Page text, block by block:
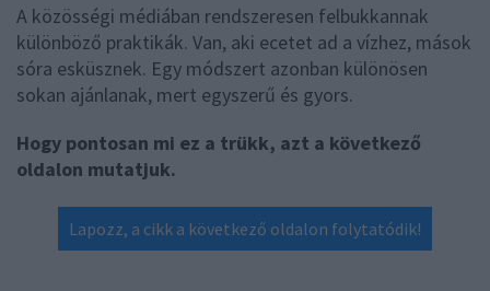
A közösségi médiában rendszeresen felbukkannak
különböző praktikák. Van, aki ecetet ad a vízhez, mások
sóra esküsznek. Egy módszert azonban különösen
sokan ajánlanak, mert egyszerű és gyors.
Hogy pontosan mi ez a trükk, azt a következő
oldalon mutatjuk.
Lapozz, a cikk a következő oldalon folytatódik!